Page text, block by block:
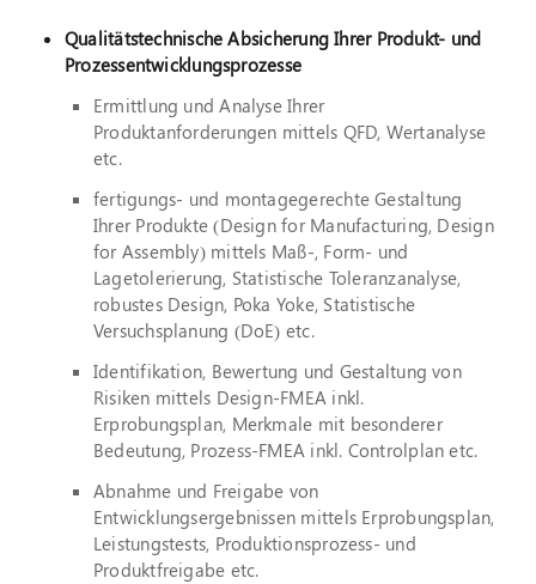
Suche
nach:
Qualitätstechnische Absicherung Ihrer Produkt- und
Prozessentwicklungsprozesse
Ermittlung und Analyse Ihrer
Produktanforderungen mittels QFD, Wertanalyse
etc.
fertigungs- und montagegerechte Gestaltung
Ihrer Produkte (Design for Manufacturing, Design
for Assembly) mittels Maß-, Form- und
Lagetolerierung, Statistische Toleranzanalyse,
robustes Design, Poka Yoke, Statistische
Versuchsplanung (DoE) etc.
Identifikation, Bewertung und Gestaltung von
Risiken mittels Design-FMEA inkl.
Erprobungsplan, Merkmale mit besonderer
Bedeutung, Prozess-FMEA inkl. Controlplan etc.
Abnahme und Freigabe von
Entwicklungsergebnissen mittels Erprobungsplan,
Leistungstests, Produktionsprozess- und
Produktfreigabe etc.